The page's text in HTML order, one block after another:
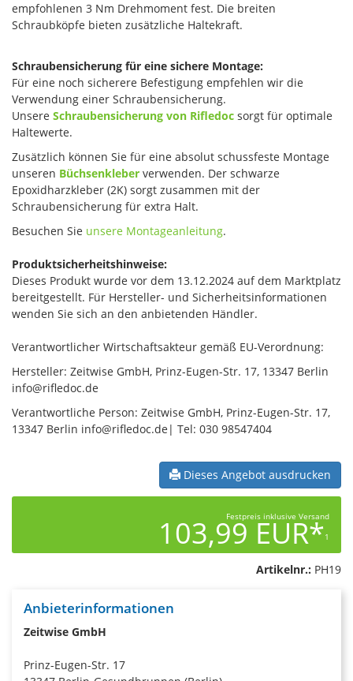
empfohlenen 3 Nm Drehmoment fest. Die breiten
Schraubköpfe bieten zusätzliche Haltekraft.
Schraubensicherung für eine sichere Montage:
Für eine noch sicherere Befestigung empfehlen wir die
Verwendung einer Schraubensicherung.
Unsere Schraubensicherung von Rifledoc sorgt für optimale
Haltewerte.
Zusätzlich können Sie für eine absolut schussfeste Montage
unseren Büchsenkleber verwenden. Der schwarze
Epoxidharzkleber (2K) sorgt zusammen mit der
Schraubensicherung für extra Halt.
Besuchen Sie unsere Montageanleitung.
Produktsicherheitshinweise:
Dieses Produkt wurde vor dem 13.12.2024 auf dem Marktplatz
bereitgestellt. Für Hersteller- und Sicherheitsinformationen
wenden Sie sich an den anbietenden Händler.
Verantwortlicher Wirtschaftsakteur gemäß EU-Verordnung:
Hersteller: Zeitwise GmbH, Prinz-Eugen-Str. 17, 13347 Berlin
info@rifledoc.de
Verantwortliche Person: Zeitwise GmbH, Prinz-Eugen-Str. 17,
13347 Berlin info@rifledoc.de| Tel: 030 98547404
Dieses Angebot ausdrucken
Festpreis inklusive Versand
103,99 EUR*1
Artikelnr.: PH19
Anbieterinformationen
Zeitwise GmbH
Prinz-Eugen-Str. 17